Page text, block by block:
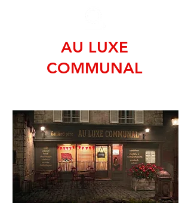
AU LUXE
COMMUNAL